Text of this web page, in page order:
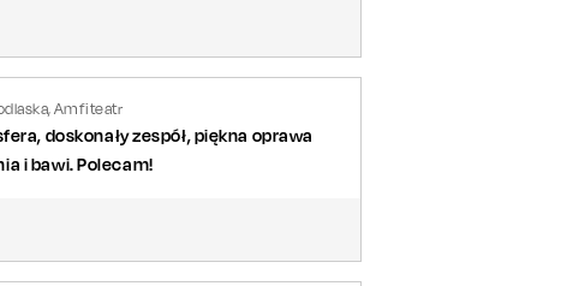
Amfiteatr
doskonały zespół, piękna oprawa
i bawi. Polecam!